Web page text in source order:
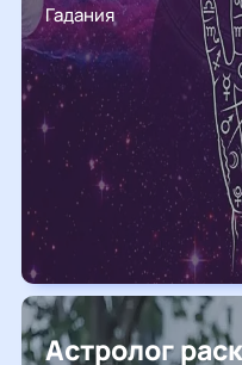
Гадания
Астролог